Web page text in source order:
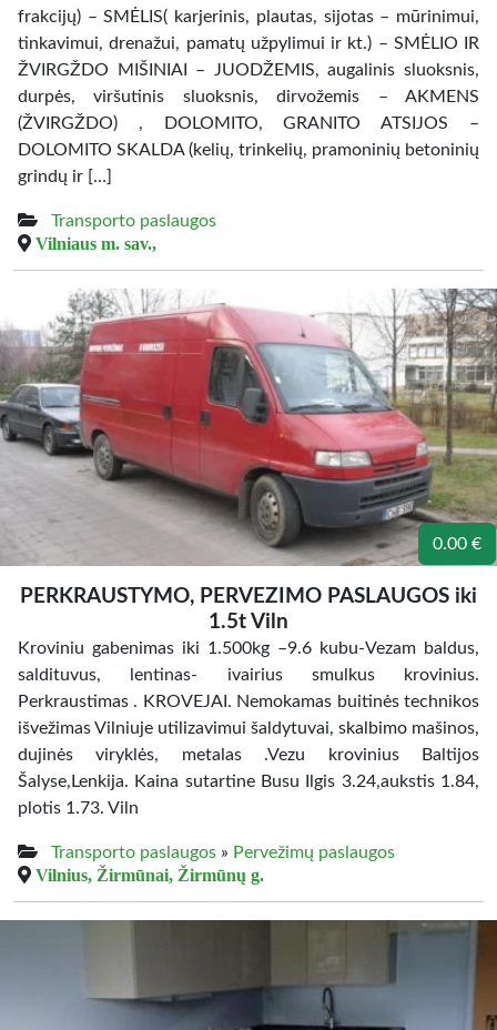
frakcijų) – SMĖLIS( karjerinis, plautas, sijotas – mūrinimui,
tinkavimui, drenažui, pamatų užpylimui ir kt.) – SMĖLIO IR
ŽVIRGŽDO MIŠINIAI – JUODŽEMIS, augalinis sluoksnis,
durpės, viršutinis sluoksnis, dirvožemis – AKMENS
(ŽVIRGŽDO) , DOLOMITO, GRANITO ATSIJOS –
DOLOMITO SKALDA (kelių, trinkelių, pramoninių betoninių
grindų ir […]
Transporto paslaugos
Vilniaus m. sav.,
0.00 €
PERKRAUSTYMO, PERVEZIMO PASLAUGOS iki
1.5t Viln
Kroviniu gabenimas iki 1.500kg –9.6 kubu-Vezam baldus,
saldituvus, lentinas- ivairius smulkus krovinius.
Perkraustimas . KROVEJAI. Nemokamas buitinės technikos
išvežimas Vilniuje utilizavimui šaldytuvai, skalbimo mašinos,
dujinės viryklės, metalas .Vezu krovinius Baltijos
Šalyse,Lenkija. Kaina sutartine Busu Ilgis 3.24,aukstis 1.84,
plotis 1.73. Viln
Transporto paslaugos » Pervežimų paslaugos
Vilnius, Žirmūnai, Žirmūnų g.